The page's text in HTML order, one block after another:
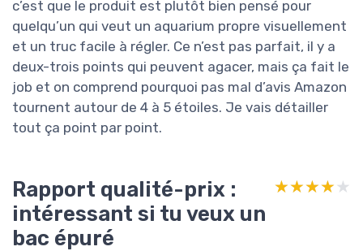
c’est que le produit est plutôt bien pensé pour
quelqu’un qui veut un aquarium propre visuellement
et un truc facile à régler. Ce n’est pas parfait, il y a
deux-trois points qui peuvent agacer, mais ça fait le
job et on comprend pourquoi pas mal d’avis Amazon
tournent autour de 4 à 5 étoiles. Je vais détailler
tout ça point par point.
Rapport qualité-prix :
intéressant si tu veux un
bac épuré
★★★★★
★★★★★